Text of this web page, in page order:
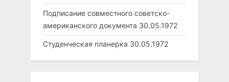
Подписание совместного советско-
американского документа 30.05.1972
Студенческая планерка 30.05.1972